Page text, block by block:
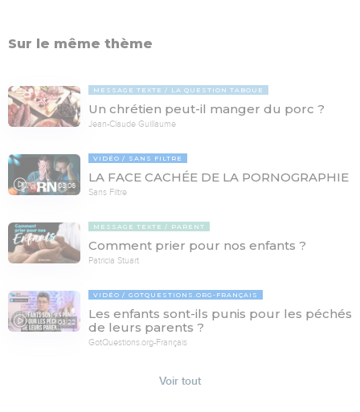
Sur le même thème
MESSAGE TEXTE LA QUESTION TABOUE
Un chrétien peut-il manger du porc ?
Jean-Claude Guillaume
08:06
VIDÉO SANS FILTRE
LA FACE CACHÉE DE LA PORNOGRAPHIE
Sans Filtre
MESSAGE TEXTE PARENT
Comment prier pour nos enfants ?
Patricia Stuart
03:22
VIDÉO GOTQUESTIONS.ORG-FRANÇAIS
Les enfants sont-ils punis pour les péchés
de leurs parents ?
GotQuestions.org-Français
Voir tout